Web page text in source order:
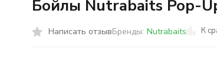
Бойлы Nutrabaits Pop-
Написать отзывБренды: Nutrabaits К